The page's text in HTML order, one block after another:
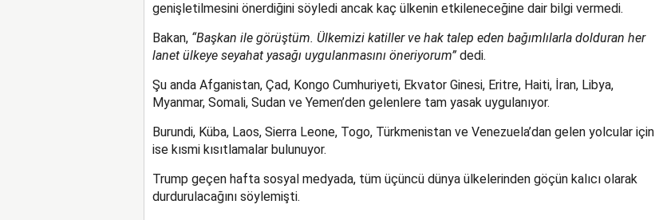
genişletilmesini önerdiğini söyledi ancak kaç ülkenin etkileneceğine dair bilgi vermedi.
Bakan, “Başkan ile görüştüm. Ülkemizi katiller ve hak talep eden bağımlılarla dolduran her
lanet ülkeye seyahat yasağı uygulanmasını öneriyorum”dedi.
Şu anda Afganistan, Çad, Kongo Cumhuriyeti, Ekvator Ginesi, Eritre, Haiti, İran, Libya,
Myanmar, Somali, Sudan ve Yemen’den gelenlere tam yasak uygulanıyor.
Burundi, Küba, Laos, Sierra Leone, Togo, Türkmenistan ve Venezuela’dan gelen yolcular için
ise kısmi kısıtlamalar bulunuyor.
Trump geçen hafta sosyal medyada, tüm üçüncü dünya ülkelerinden göçün kalıcı olarak
durdurulacağını söylemişti.